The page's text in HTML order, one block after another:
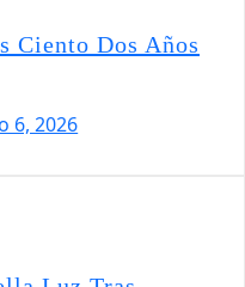
Ciento Dos Años
6, 2026